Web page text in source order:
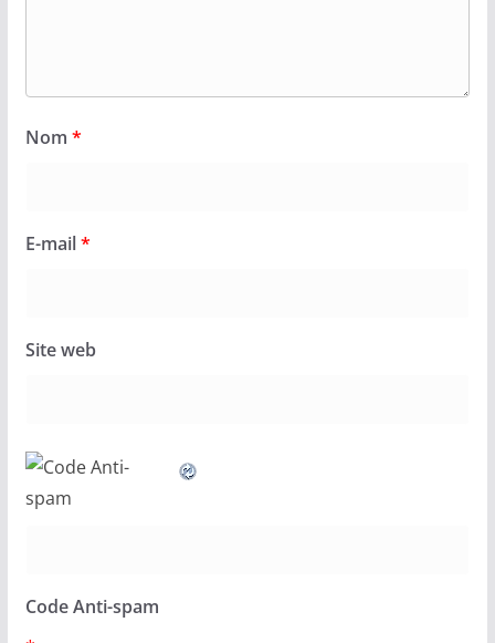
Nom *
E-mail*
Site web
Code Anti-spam